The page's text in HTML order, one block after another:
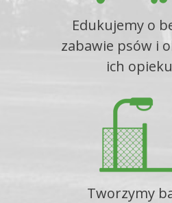
Edukujemy o
zabawie psów i
ich
Tworzymy